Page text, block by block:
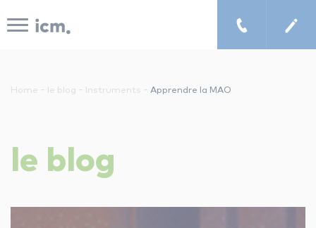
cours de musique à domicile
Home - le blog - Instruments - Apprendre la MAO
le blog